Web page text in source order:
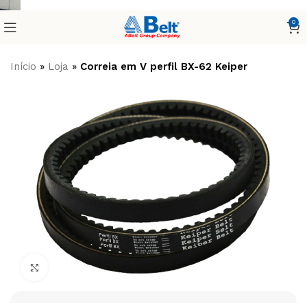
0
Início » Loja » Correia em V perfil BX-62 Keiper
Clique para ampliar